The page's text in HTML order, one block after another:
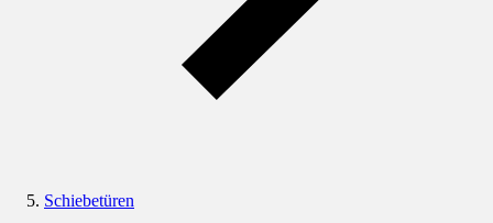
Schiebetüren